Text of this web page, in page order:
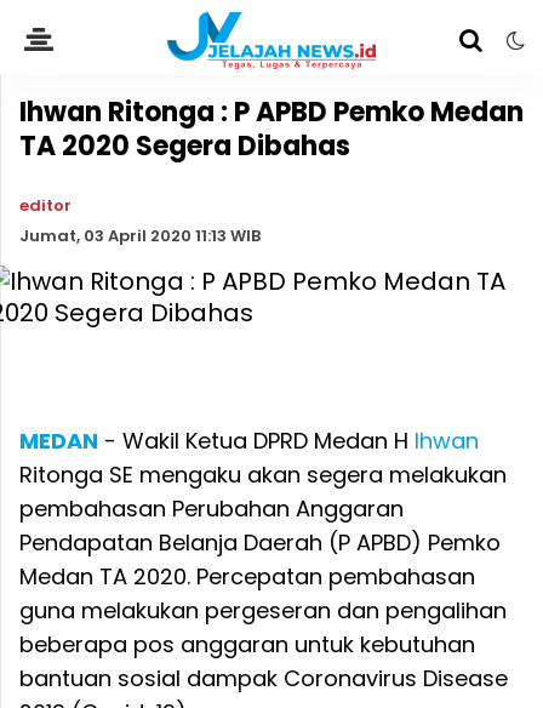
Ihwan Ritonga : P APBD Pemko Medan
TA 2020 Segera Dibahas
editor
Jumat, 03 April 2020 11:13 WIB
MEDAN - Wakil Ketua DPRD Medan H Ihwan
Ritonga SE mengaku akan segera melakukan
pembahasan Perubahan Anggaran
Pendapatan Belanja Daerah (P APBD) Pemko
Medan TA 2020. Percepatan pembahasan
guna melakukan pergeseran dan pengalihan
beberapa pos anggaran untuk kebutuhan
bantuan sosial dampak Coronavirus Disease